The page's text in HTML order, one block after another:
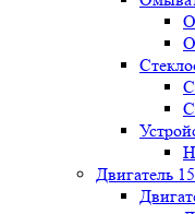
Двигатель